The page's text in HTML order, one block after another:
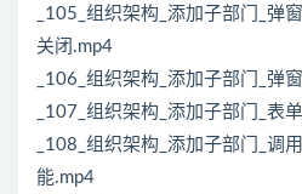
_105_组织架构_添加子部门_弹
关闭.mp4
_106_组织架构_添加子部门_弹
_107_组织架构_添加子部门_表
_108_组织架构_添加子部门_调
能.mp4